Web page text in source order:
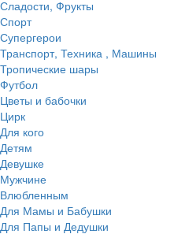
Сладости, Фрукты
Спорт
Супергерои
Транспорт, Техника , Машины
Тропические шары
Футбол
Цветы и бабочки
Цирк
Для кого
Детям
Девушке
Мужчине
Влюбленным
Для Мамы и Бабушки
Для Папы и Дедушки